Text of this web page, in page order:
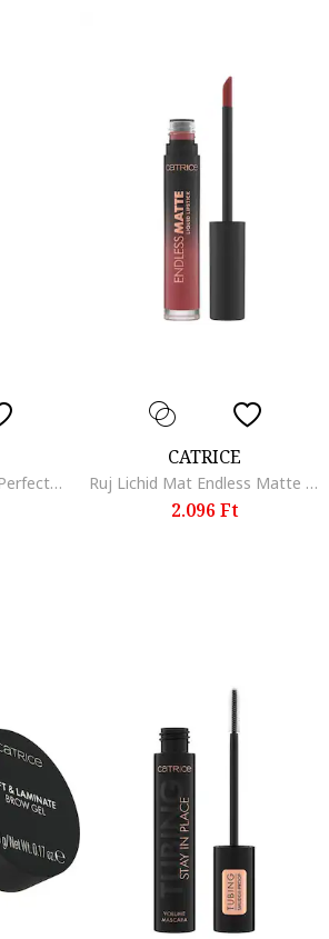
Spring Awakening Lip Perfector Ajakbalzsam, C03 Peachspiration, 1.72 g
CATRICE
Ruj Lichid Mat Endless Matte Liquid Lipstick 010, 4.5 ml, 090
2.096 Ft